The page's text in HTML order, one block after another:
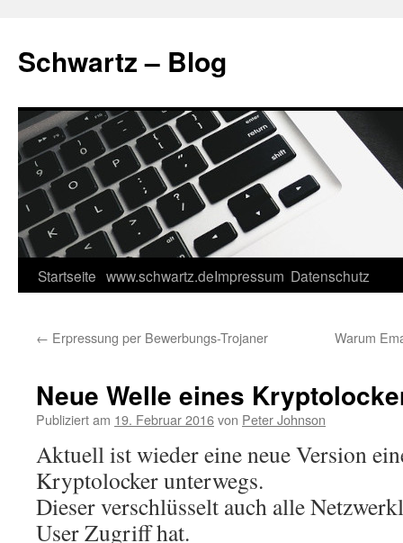
Schwartz – Blog
Springe
Inhalt
Startseite www.schwartz.deImpressum Datenschutz
← Erpressung per Bewerbungs-Trojaner Warum
Neue Welle eines
Publiziert am 19. Februar 2016von Peter Johnson
Aktuell ist wieder eine neue Version
Kryptolocker unterwegs.
Dieser verschlüsselt auch alle
User Zugriff hat.